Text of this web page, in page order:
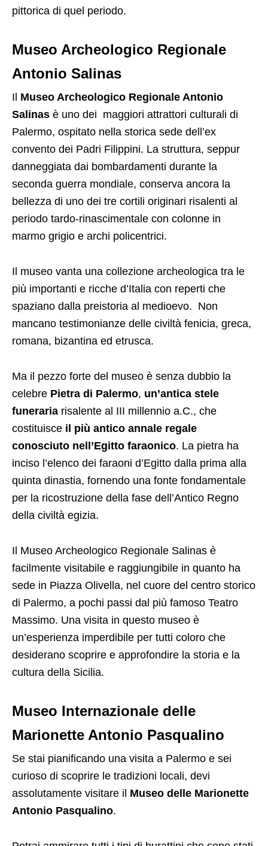
pittorica di quel periodo.
Museo Archeologico Regionale
Antonio Salinas
Il Museo Archeologico Regionale Antonio
Salinas è uno dei maggiori attrattori culturali di
Palermo, ospitato nella storica sede dell’ex
convento dei Padri Filippini. La struttura, seppur
danneggiata dai bombardamenti durante la
seconda guerra mondiale, conserva ancora la
bellezza di uno dei tre cortili originari risalenti al
periodo tardo-rinascimentale con colonne in
marmo grigio e archi policentrici.
Il museo vanta una collezione archeologica tra le
più importanti e ricche d’Italia con reperti che
spaziano dalla preistoria al medioevo. Non
mancano testimonianze delle civiltà fenicia, greca,
romana, bizantina ed etrusca.
Ma il pezzo forte del museo è senza dubbio la
celebre Pietra di Palermo, un’antica stele
funeraria risalente al III millennio a.C., che
costituisce il più antico annale regale
conosciuto nell’Egitto faraonico. La pietra ha
inciso l’elenco dei faraoni d’Egitto dalla prima alla
quinta dinastia, fornendo una fonte fondamentale
per la ricostruzione della fase dell’Antico Regno
della civiltà egizia.
Il Museo Archeologico Regionale Salinas è
facilmente visitabile e raggiungibile in quanto ha
sede in Piazza Olivella, nel cuore del centro storico
di Palermo, a pochi passi dal più famoso Teatro
Massimo. Una visita in questo museo è
un’esperienza imperdibile per tutti coloro che
desiderano scoprire e approfondire la storia e la
cultura della Sicilia.
Museo Internazionale delle
Marionette Antonio Pasqualino
Se stai pianificando una visita a Palermo e sei
curioso di scoprire le tradizioni locali, devi
assolutamente visitare il Museo delle Marionette
Antonio Pasqualino.